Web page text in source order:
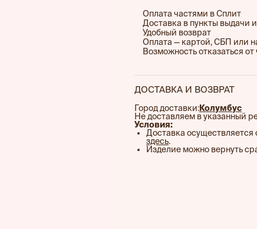
— Деталь из вязаного
оригинальности и
— Аккуратная вышивка
— Универсальный дизайн
Оплата частями в Сплит
Доставка в пункты выдачи
Удобный возврат
Оплата — картой, СБП или
Возможность отказаться
ДОСТАВКА И ВОЗВРАТ
Город доставки:Колумбус
Не доставляем в указанный
Условия:
Доставка
здесь.
Изделие можно вернуть